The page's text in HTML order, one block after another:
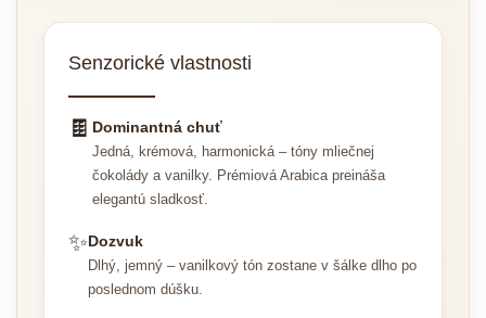
Senzorické vlastnosti
🍫 Dominantná chuť
Jedná, krémová, harmonická – tóny mliečnej
čokolády a vanilky. Prémiová Arabica preináša
elegantú sladkosť.
✨Dozvuk
Dlhý, jemný – vanilkový tón zostane v šálke dlho po
poslednom dúšku.